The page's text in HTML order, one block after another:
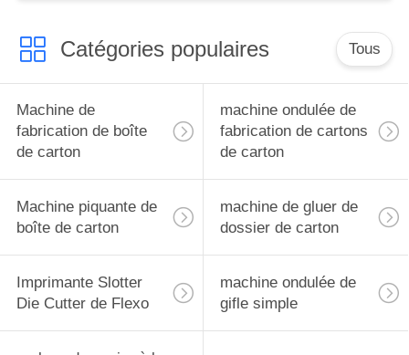
Catégories populaires Tous
Machine de
fabrication de boîte
de carton
machine ondulée de
fabrication de cartons
de carton
Machine piquante de
boîte de carton
machine de gluer de
dossier de carton
Imprimante Slotter
Die Cutter de Flexo
machine ondulée de
gifle simple